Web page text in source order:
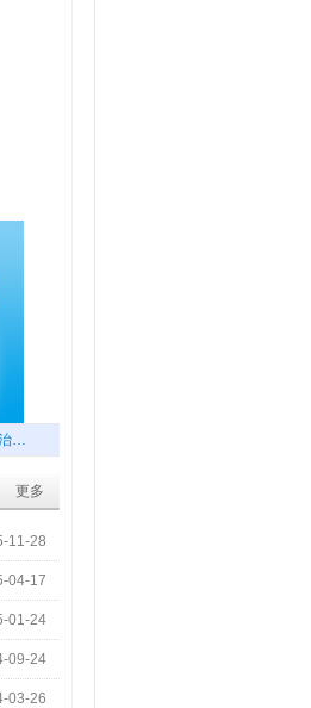
…
更多
11-28
04-17
01-24
09-24
03-26